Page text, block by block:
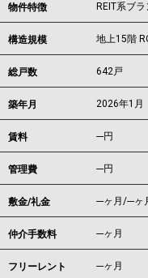
物件特徴 REIT系ブ
構造規模 地上15階
総戸数 642戸
築年月 2026年1月
賃料 ---円
管理費 ---円
敷金/礼金 ---ヶ月/---ヶ
仲介手数料 ---ヶ月
フリーレント ---ヶ月